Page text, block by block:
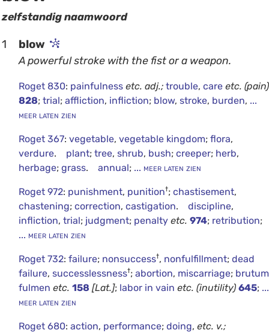
zelfstandig naamwoord
1 blow
A powerful stroke with the fist or a weapon.
Roget 830: painfulness etc. adj.; trouble, care etc. (pain)
828; trial; affliction, infliction; blow, stroke, burden, ...
meer laten zien
Roget 367: vegetable, vegetable kingdom; flora,
verdure. plant; tree, shrub, bush; creeper; herb,
herbage; grass. annual;... meer laten zien
Roget 972: punishment, punition†; chastisement,
chastening; correction, castigation. discipline,
infliction, trial; judgment; penalty etc. 974; retribution;
... meer laten zien
Roget 732: failure; nonsuccess†, nonfulfillment; dead
failure, successlessness†; abortion, miscarriage; brutum
fulmen etc. 158 [Lat.]; labor in vain etc. (inutility) 645;...
meer laten zien
Roget 680: action, performance; doing, etc. v.;